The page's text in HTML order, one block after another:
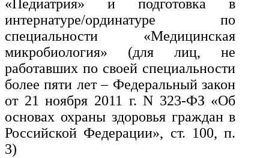
Прикладная геология, горное
дело, нефтегазовое дело и
геодезия
Техника и технологии наземного
транспорта
Техника и технологии
«Педиатрия» и подготовка в
интернатуре/ординатуре по
специальности «Медицинская
микробиология» (для лиц, не
работавших по своей специальности
более пяти лет – Федеральный закон
от 21 ноября 2011 г. N 323-ФЗ «Об
основах охраны здоровья граждан в
Российской Федерации», ст. 100, п.
3)